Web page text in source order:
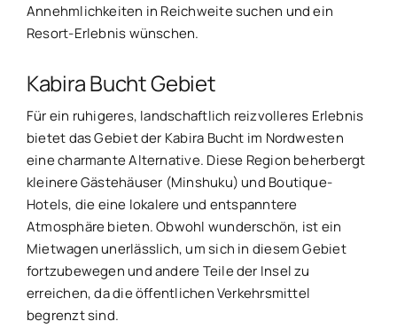
Annehmlichkeiten in Reichweite suchen und ein
Resort-Erlebnis wünschen.
Kabira Bucht Gebiet
Für ein ruhigeres, landschaftlich reizvolleres Erlebnis
bietet das Gebiet der Kabira Bucht im Nordwesten
eine charmante Alternative. Diese Region beherbergt
kleinere Gästehäuser (Minshuku) und Boutique-
Hotels, die eine lokalere und entspanntere
Atmosphäre bieten. Obwohl wunderschön, ist ein
Mietwagen unerlässlich, um sich in diesem Gebiet
fortzubewegen und andere Teile der Insel zu
erreichen, da die öffentlichen Verkehrsmittel
begrenzt sind.